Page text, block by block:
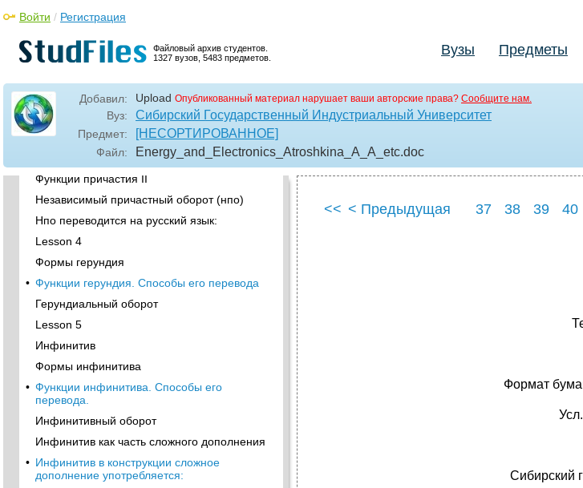
Файловый архив студентов.
1327 вузов, 5483 предметов.
Войти / Регистрация
Вузы Предметы
Добавил: Upload Опубликованный материал нарушает ваши авторские права? Сообщите нам.
Вуз: Сибирский Государственный Индустриальный Университет
Предмет: [НЕСОРТИРОВАННОЕ]
Файл: Energy_and_Electronics_Atroshkina_A_A_etc.doc
Equivalents
• Lesson 3
Формы причастия I
ПричастиеI переводится на русский язык
Функции причастия I
Причастие II Образование и формы
причастия II
ПричастиеIi переводится на русский язык
Функции причастия II
Независимый причастный оборот (нпо)
Нпо переводится на русский язык:
Lesson 4
Формы герундия
• Функции герундия. Способы его перевода
Герундиальный оборот
Lesson 5
Инфинитив
Формы инфинитива
• Функции инфинитива. Способы его
перевода.
Инфинитивный оборот
Инфинитив как часть сложного дополнения
• Инфинитив в конструкции сложное
дополнение употребляется:
<< < Предыдущая 37 38 39 40
Формат
Сибирский